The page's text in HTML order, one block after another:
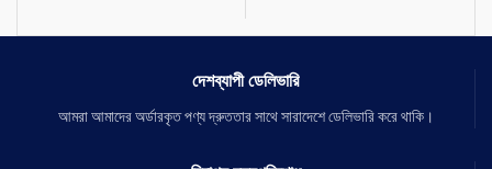
দেশব্যাপী ডেলিভারি
আমরা আমাদের অর্ডারকৃত পণ্য দ্রুততার সাথে সারাদেশে ডেলিভারি করে থাকি।